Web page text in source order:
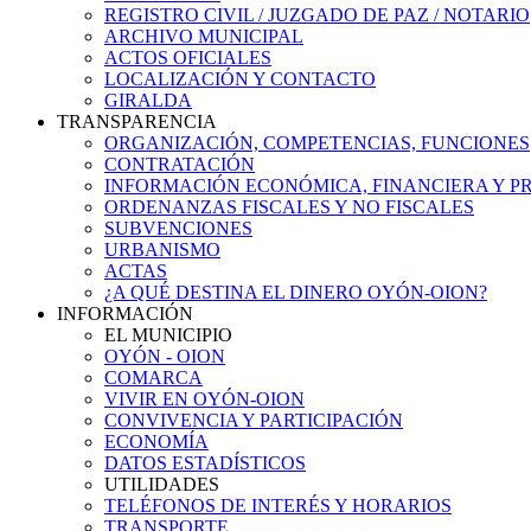
REGISTRO CIVIL / JUZGADO DE PAZ / NOTARIO
ARCHIVO MUNICIPAL
ACTOS OFICIALES
LOCALIZACIÓN Y CONTACTO
GIRALDA
TRANSPARENCIA
ORGANIZACIÓN, COMPETENCIAS, FUNCIONES
CONTRATACIÓN
INFORMACIÓN ECONÓMICA, FINANCIERA Y
ORDENANZAS FISCALES Y NO FISCALES
SUBVENCIONES
URBANISMO
ACTAS
¿A QUÉ DESTINA EL DINERO OYÓN-OION?
INFORMACIÓN
EL MUNICIPIO
OYÓN - OION
COMARCA
VIVIR EN OYÓN-OION
CONVIVENCIA Y PARTICIPACIÓN
ECONOMÍA
DATOS ESTADÍSTICOS
UTILIDADES
TELÉFONOS DE INTERÉS Y HORARIOS
TRANSPORTE